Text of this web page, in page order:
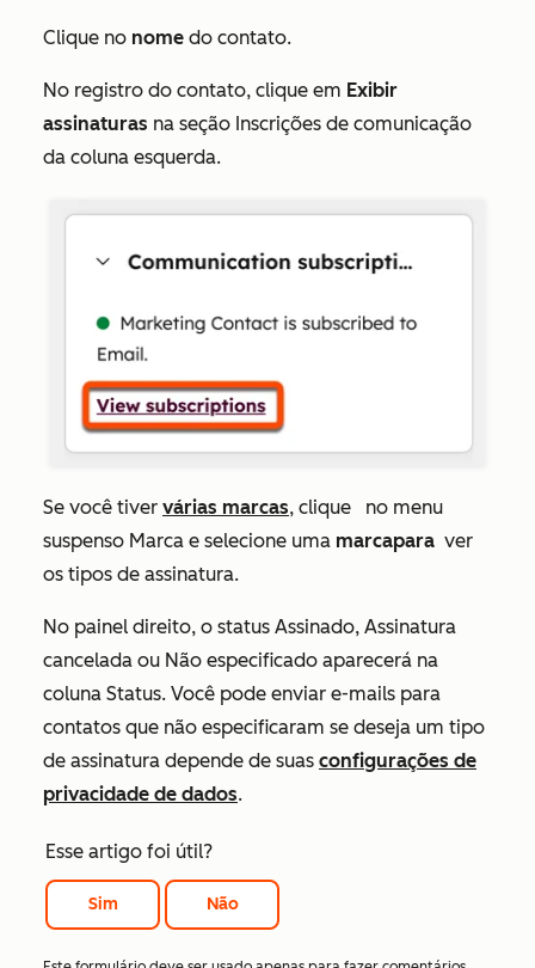
Clique no nome do contato.
No registro do contato, clique em Exibir
assinaturas na seção Inscrições de comunicação
da coluna esquerda.
Se você tiver várias marcas, clique no menu
suspenso Marca e selecione uma marcapara ver
os tipos de assinatura.
No painel direito, o status Assinado, Assinatura
cancelada ou Não especificado aparecerá na
coluna Status. Você pode enviar e-mails para
contatos que não especificaram se deseja um tipo
de assinatura depende de suas configurações de
privacidade de dados.
Esse artigo foi útil?
Sim Não